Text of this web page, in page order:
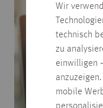
Wir
technisch
zu
einwilligen
mobile